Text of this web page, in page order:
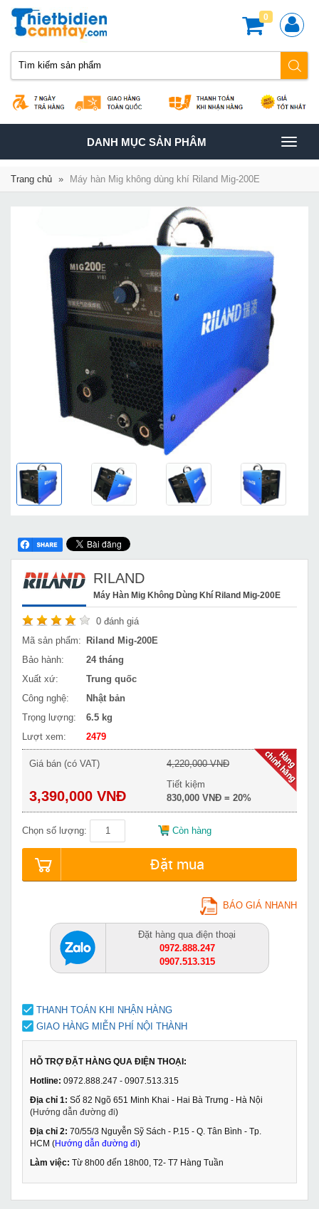
0
TOGGLE
NAVIGATION
DANH MỤC SẢN PHÂM
Trang chủ » Máy hàn Mig không dùng khí Riland Mig-200E
RILAND
Máy Hàn Mig Không Dùng Khí Riland Mig-200E
0 đánh giá
Mã sản phẩm:
Riland Mig-200E
Bảo hành:
24 tháng
Xuất xứ:
Trung quốc
Công nghệ:
Nhật bản
Trọng lượng:
6.5 kg
Lượt xem:
2479
Giá bán (có VAT)
3,390,000 VNĐ
4,220,000 VNĐ
Tiết kiệm
830,000 VNĐ = 20%
Chọn số lượng: Còn hàng
Đặt mua
BÁO GIÁ NHANH
Đặt hàng qua điện thoại
0972.888.247
0907.513.315
THANH TOÁN KHI NHẬN HÀNG
GIAO HÀNG MIỄN PHÍ NỘI THÀNH
HỖ TRỢ ĐẶT HÀNG QUA ĐIỆN THOẠI:
Hotline: 0972.888.247 - 0907.513.315
Địa chỉ 1: Số 82 Ngõ 651 Minh Khai - Hai Bà Trưng - Hà Nội
(Hướng dẫn đường đi)
Địa chỉ 2: 70/55/3 Nguyễn Sỹ Sách - P.15 - Q. Tân Bình - Tp.
HCM (Hướng dẫn đường đi)
Làm việc: Từ 8h00 đến 18h00, T2- T7 Hàng Tuần